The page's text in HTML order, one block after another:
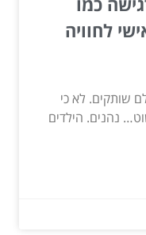
לחוויה
שותקים. לא כי
נהנים. הילדים